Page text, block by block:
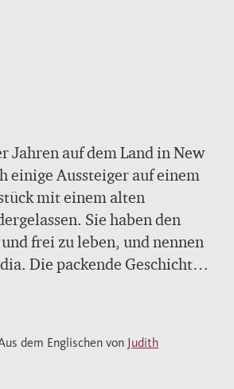
Jahren auf dem Land in New
einige Aussteiger auf einem
mit einem alten
Sie haben den
frei zu leben, und nennen
Die packende Geschichte
Aufbruch, von Hochzeit,
Nachwirken dieser
in Arcadia zur Welt. Als
er sich in Helle, die
dem Englischen von Judith